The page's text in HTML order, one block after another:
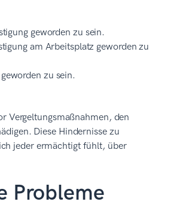
geworden zu sein.
am Arbeitsplatz geworden zu
zu sein.
Vergeltungsmaßnahmen, den
Diese Hindernisse zu
jeder ermächtigt fühlt, über
Probleme